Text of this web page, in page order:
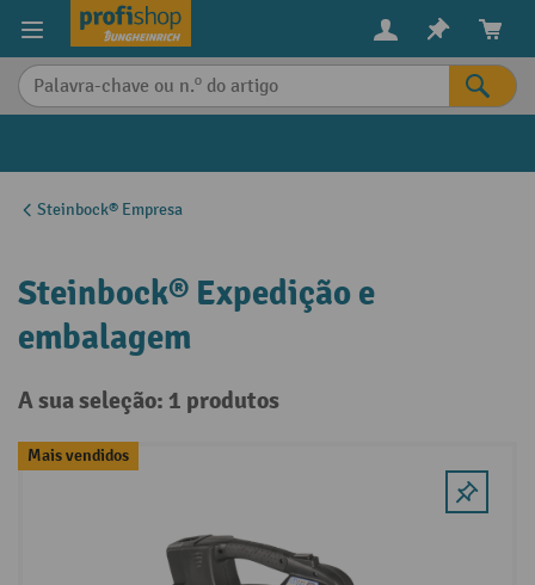
principal
Steinbock® Empresa
Steinbock® Expedição e
embalagem
A sua seleção: 1 produtos
Mais vendidos